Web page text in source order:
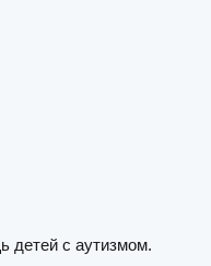
детей с аутизмом.